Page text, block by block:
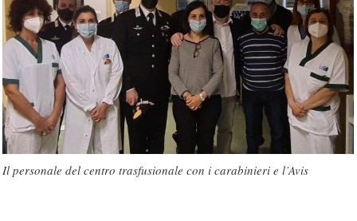
Il personale del centro trasfusionale con i carabinieri e l’Avis